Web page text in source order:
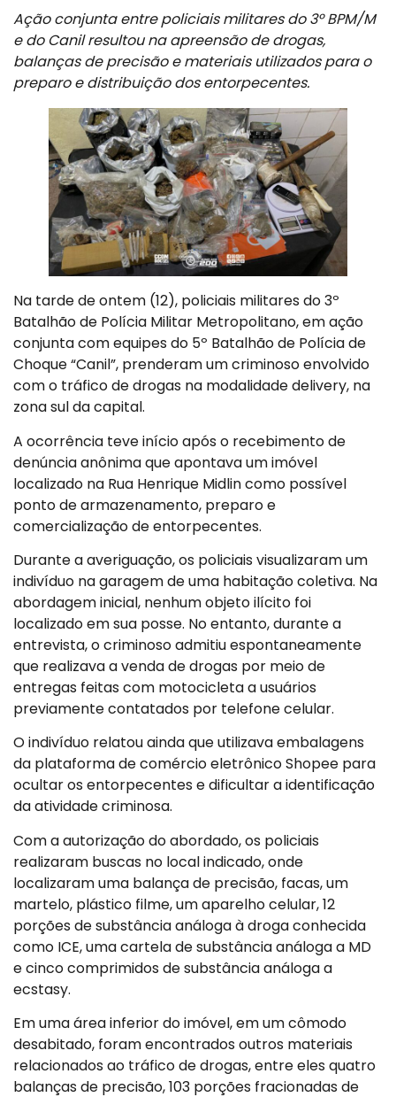
Ação conjunta entre policiais militares do 3º BPM/M
e do Canil resultou na apreensão de drogas,
balanças de precisão e materiais utilizados para o
preparo e distribuição dos entorpecentes.
Na tarde de ontem (12), policiais militares do 3º
Batalhão de Polícia Militar Metropolitano, em ação
conjunta com equipes do 5º Batalhão de Polícia de
Choque “Canil”, prenderam um criminoso envolvido
com o tráfico de drogas na modalidade delivery, na
zona sul da capital.
A ocorrência teve início após o recebimento de
denúncia anônima que apontava um imóvel
localizado na Rua Henrique Midlin como possível
ponto de armazenamento, preparo e
comercialização de entorpecentes.
Durante a averiguação, os policiais visualizaram um
indivíduo na garagem de uma habitação coletiva. Na
abordagem inicial, nenhum objeto ilícito foi
localizado em sua posse. No entanto, durante a
entrevista, o criminoso admitiu espontaneamente
que realizava a venda de drogas por meio de
entregas feitas com motocicleta a usuários
previamente contatados por telefone celular.
O indivíduo relatou ainda que utilizava embalagens
da plataforma de comércio eletrônico Shopee para
ocultar os entorpecentes e dificultar a identificação
da atividade criminosa.
Com a autorização do abordado, os policiais
realizaram buscas no local indicado, onde
localizaram uma balança de precisão, facas, um
martelo, plástico filme, um aparelho celular, 12
porções de substância análoga à droga conhecida
como ICE, uma cartela de substância análoga a MD
e cinco comprimidos de substância análoga a
ecstasy.
Em uma área inferior do imóvel, em um cômodo
desabitado, foram encontrados outros materiais
relacionados ao tráfico de drogas, entre eles quatro
balanças de precisão, 103 porções fracionadas de